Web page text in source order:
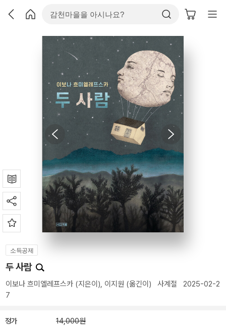
소득공제
두 사람
이보나 흐미엘레프스카 (지은이), 이지원 (옮긴이) 사계절 2025-02-2
7
정가 14,000원